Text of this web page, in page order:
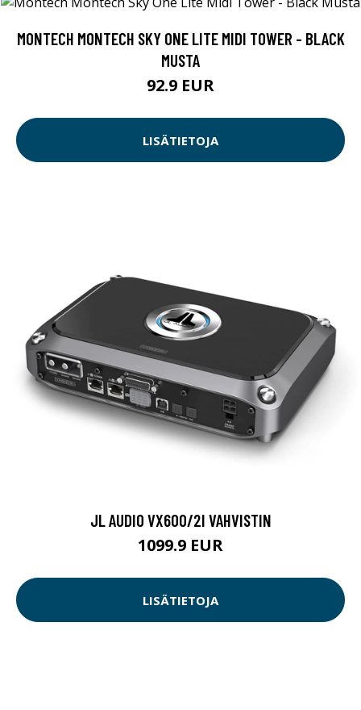
MONTECH MONTECH SKY ONE LITE MIDI TOWER - BLACK
MUSTA
92.9 EUR
LISÄTIETOJA
JL AUDIO VX600/2I VAHVISTIN
1099.9 EUR
LISÄTIETOJA